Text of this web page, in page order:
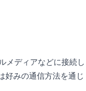
メディアなどに接続し
好みの通信方法を通じ